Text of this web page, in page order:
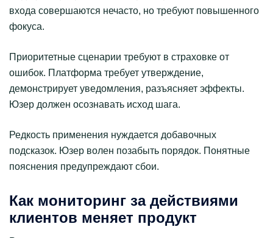
входа совершаются нечасто, но требуют повышенного
фокуса.
Приоритетные сценарии требуют в страховке от
ошибок. Платформа требует утверждение,
демонстрирует уведомления, разъясняет эффекты.
Юзер должен осознавать исход шага.
Редкость применения нуждается добавочных
подсказок. Юзер волен позабыть порядок. Понятные
пояснения предупреждают сбои.
Как мониторинг за действиями
клиентов меняет продукт